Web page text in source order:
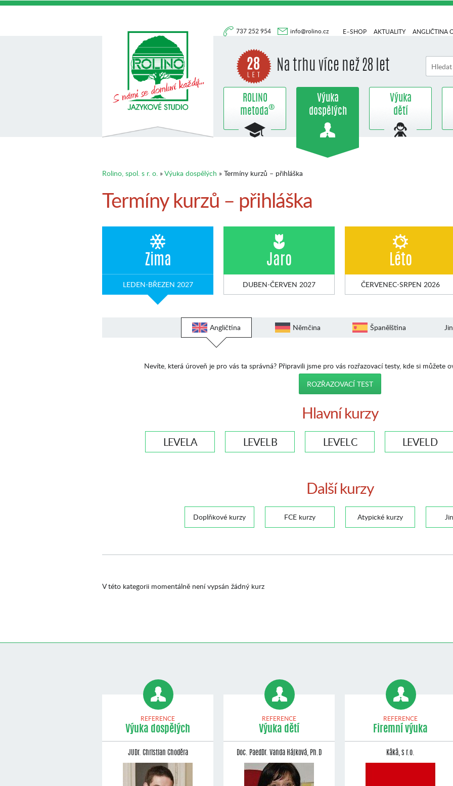
737 252 954 info@rolino.cz
Na trhu více než 28 let
E–SHOP AKTUALITY ANGLIČTINA
ROLINO
metoda®
Výuka
dospělých
Výuka
dětí
Rolino, spol. s r. o. »Výuka dospělých » Termíny kurzů – přihláška
Termíny kurzů – přihláška
Zima
LEDEN-BŘEZEN 2027
Jaro
DUBEN-ČERVEN 2027
Léto
ČERVENEC-SRPEN 2026
Angličtina Němčina Španělština
Nevíte, která úroveň je pro vás ta správná? Připravili jsme pro vás rozřazovací testy, kde si můžete
ROZŘAZOVACÍ TEST
Hlavní kurzy
LEVEL A LEVEL B LEVEL C LEVEL D
Další kurzy
Doplňkové kurzy FCE kurzy Atypické kurzy
V této kategorii momentálně není vypsán žádný kurz
REFERENCE
Výuka dospělých
JUDr. Christian Choděra
REFERENCE
Výuka dětí
Doc. PaedDr. Vanda Hájková, Ph.D
REFERENCE
Firemní výuka
Kåkå, s r.o.